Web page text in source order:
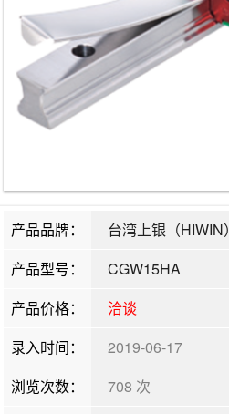
产品品牌：
台湾上银（HIWIN）
产品型号：
CGW15HA
产品价格：
洽谈
录入时间：
2019-06-17
浏览次数：
708 次